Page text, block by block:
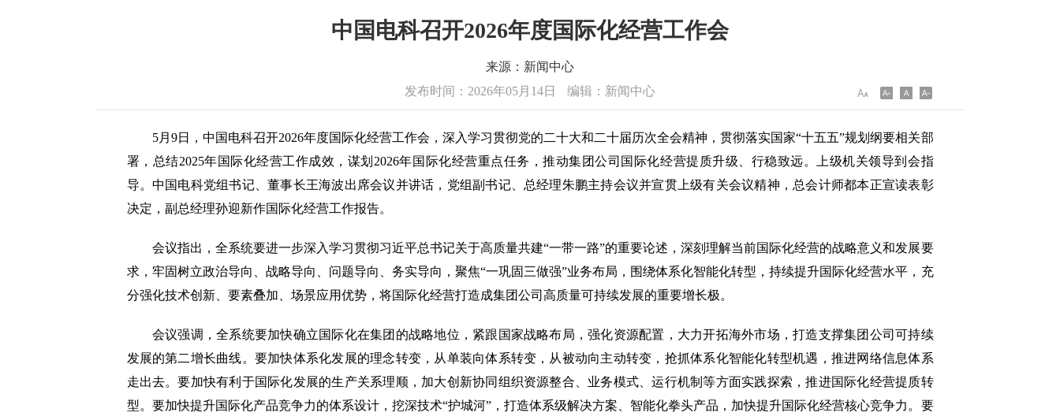
中国电科召开2026年度国际化经营工作会
来源：新闻中心
发布时间：2026年05月14日
编辑：新闻中心
5月9日，中国电科召开2026年度国际化经营工作会，深入学习贯彻党的二十大和二十届历次全会精神，贯彻落实国家“十五五”规划纲要相关部
署，总结2025年国际化经营工作成效，谋划2026年国际化经营重点任务，推动集团公司国际化经营提质升级、行稳致远。上级机关领导到会指
导。中国电科党组书记、董事长王海波出席会议并讲话，党组副书记、总经理朱鹏主持会议并宣贯上级有关会议精神，总会计师都本正宣读表彰
决定，副总经理孙迎新作国际化经营工作报告。
会议指出，全系统要进一步深入学习贯彻习近平总书记关于高质量共建“一带一路”的重要论述，深刻理解当前国际化经营的战略意义和发展要
求，牢固树立政治导向、战略导向、问题导向、务实导向，聚焦“一巩固三做强”业务布局，围绕体系化智能化转型，持续提升国际化经营水平，充
分强化技术创新、要素叠加、场景应用优势，将国际化经营打造成集团公司高质量可持续发展的重要增长极。
会议强调，全系统要加快确立国际化在集团的战略地位，紧跟国家战略布局，强化资源配置，大力开拓海外市场，打造支撑集团公司可持续
发展的第二增长曲线。要加快体系化发展的理念转变，从单装向体系转变，从被动向主动转变，抢抓体系化智能化转型机遇，推进网络信息体系
走出去。要加快有利于国际化发展的生产关系理顺，加大创新协同组织资源整合、业务模式、运行机制等方面实践探索，推进国际化经营提质转
型。要加快提升国际化产品竞争力的体系设计，挖深技术“护城河”，打造体系级解决方案、智能化拳头产品，加快提升国际化经营核心竞争力。要